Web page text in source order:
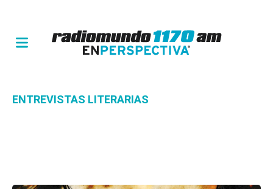
ENTREVISTAS LITERARIAS